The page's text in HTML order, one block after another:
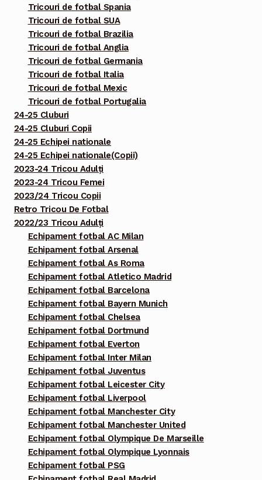
Tricouri de fotbal Spania
Tricouri de fotbal SUA
Tricouri de fotbal Brazilia
Tricouri de fotbal Anglia
Tricouri de fotbal Germania
Tricouri de fotbal Italia
Tricouri de fotbal Mexic
Tricouri de fotbal Portugalia
24-25 Cluburi
24-25 Cluburi Copii
24-25 Echipei nationale
24-25 Echipei nationale(Copii)
2023-24 Tricou Adulți
2023-24 Tricou Femei
2023/24 Tricou Copii
Retro Tricou De Fotbal
2022/23 Tricou Adulți
Echipament fotbal AC Milan
Echipament fotbal Arsenal
Echipament fotbal As Roma
Echipament fotbal Atletico Madrid
Echipament fotbal Barcelona
Echipament fotbal Bayern Munich
Echipament fotbal Chelsea
Echipament fotbal Dortmund
Echipament fotbal Everton
Echipament fotbal Inter Milan
Echipament fotbal Juventus
Echipament fotbal Leicester City
Echipament fotbal Liverpool
Echipament fotbal Manchester City
Echipament fotbal Manchester United
Echipament fotbal Olympique De Marseille
Echipament fotbal Olympique Lyonnais
Echipament fotbal PSG